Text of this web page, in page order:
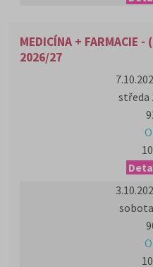
MEDICÍNA +
2026/27
středa
sobota